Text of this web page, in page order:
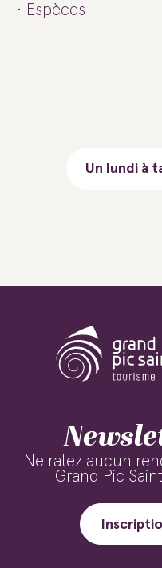
Espèces
Un lundi à
Ne ratez aucun
Grand Pic